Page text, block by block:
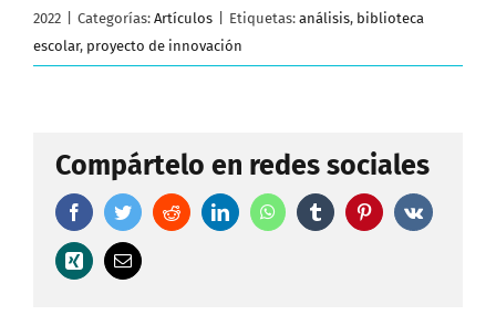
2022
Categorías: Artículos Etiquetas: análisis, biblioteca
escolar, proyecto de innovación
Compártelo en redes sociales
FacebookTwitterRedditLinkedInWhatsAppTumblr Pinterest
Vk
Xing
Correo
electrónico